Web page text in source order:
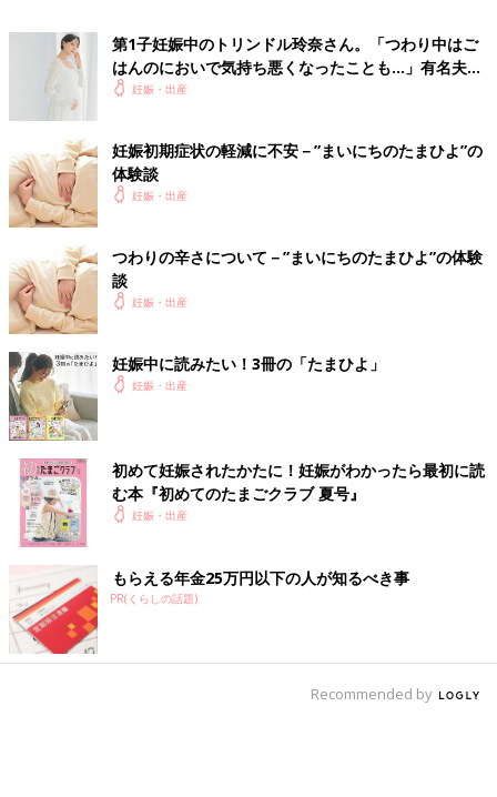
（たまひよONLINE編集部）
【医師監修】つわりが重症化。「妊娠悪
は？ 入院したらどうなるの？
つわりは症状ですが、「妊娠悪阻（にんしんお
そ）」と診断されたら病気です。通常のつわり
の範囲を超えて、日常生活に支障をきたすほど
の回数や量が減ってしまったら、脱水症状に陥
る心配が。我慢しすぎないで医師に相談しまし
ょう。
第1子妊娠中のトリンドル玲奈さん。「つわり中はご
はんのにおいで気持ち悪くなったことも…」有名夫婦
のYouTubeから学んだ夫がつわり中にしたことと
妊娠・出産
妊娠初期症状の軽減に不安－”まいにちのたまひよ”の
体験談
妊娠・出産
つわりの辛さについて－”まいにちのたまひよ”の体験
談
妊娠・出産
妊娠中に読みたい！3冊の「たまひよ」
妊娠・出産
初めて妊娠されたかたに！妊娠がわかったら最初に読
む本『初めてのたまごクラブ 夏号』
妊娠・出産
もらえる年金25万円以下の人が知るべき事
PR(くらしの話題)
Recommended by